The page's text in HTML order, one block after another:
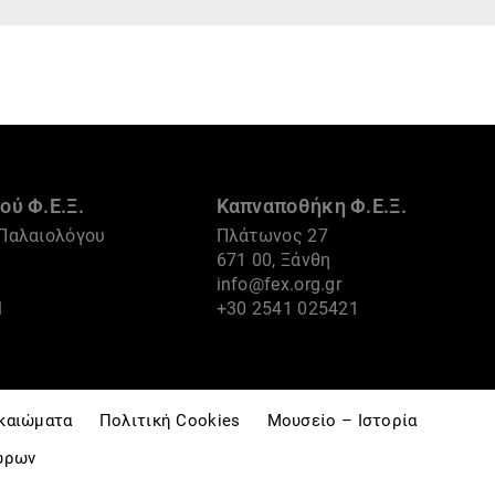
Φ.Ε.Ξ. Καπναποθήκη Φ.Ε.Ξ.
Πλάτωνος 27
671 00, Ξάνθη
info@fex.org.gr
+30 2541 025421
Πολιτική Cookies
Μουσείο – Ιστορία